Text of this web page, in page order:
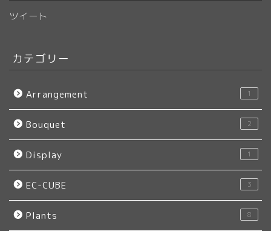
ツイート
カテゴリー
Arrangement 1
Bouquet 2
Display 1
EC-CUBE 3
Plants 8